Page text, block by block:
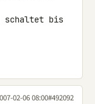
schaltet bis
02-06 08:00#492092